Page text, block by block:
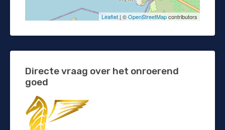
Leaflet | ©OpenStreetMapcontributors
Directe vraag over het onroerend
goed